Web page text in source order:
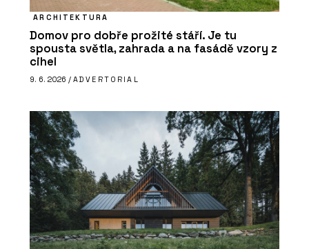
ARCHITEKTURA
Domov pro dobře prožité stáří. Je tu
spousta světla, zahrada a na fasádě vzory z
cihel
9. 6. 2026 / ADVERTORIAL